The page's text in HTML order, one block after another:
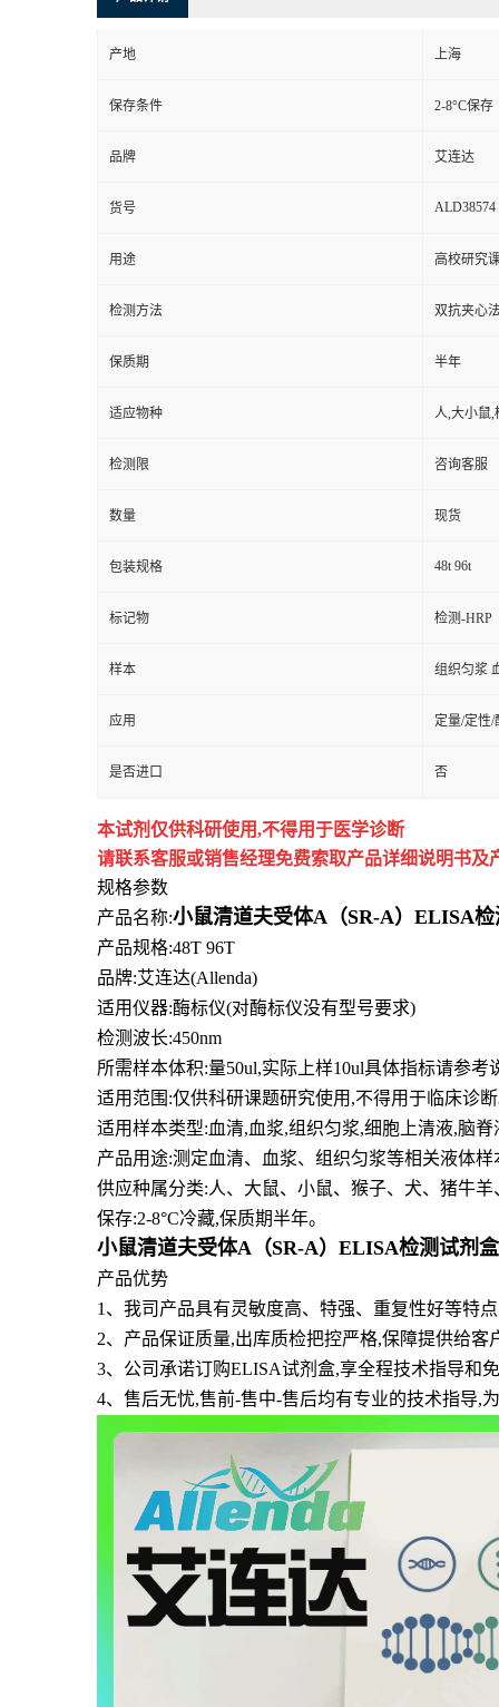
产地 上海
保存条件 2-8°C保存
品牌 艾连达
货号 ALD38574
用途 高校研究
检测方法 双抗夹心
保质期 半年
适应物种 人,大小鼠,
检测限 咨询客服
数量 现货
包装规格 48t 96t
标记物 检测-HRP
样本 组织匀浆
应用 定量/定性/
是否进口 否
本试剂仅供科研使用,不得用于医学诊断
请联系客服或销售经理免费索取产品详细说明书及
规格参数
产品名称:小鼠清道夫受体A（SR-A）ELISA
产品规格:48T 96T
品牌:艾连达(Allenda)
适用仪器:酶标仪(对酶标仪没有型号要求)
检测波长:450nm
所需样本体积:量50ul,实际上样10ul具体指标请参考
适用范围:仅供科研课题研究使用,不得用于临床诊
适用样本类型:血清,血浆,组织匀浆,细胞上清液,脑
产品用途:测定血清、血浆、组织匀浆等相关液体样
供应种属分类:人、大鼠、小鼠、猴子、犬、猪牛
保存:2-8°C冷藏,保质期半年。
小鼠清道夫受体A（SR-A）ELISA检测试剂
产品优势
1 、 我司产品具有灵敏度高、特强、重复性好等特
2、产品保证质量,出库质检把控严格,保障提供给
3、公司承诺订购ELISA试剂盒,享全程技术指导和
4、售后无忧,售前-售中-售后均有专业的技术指导,